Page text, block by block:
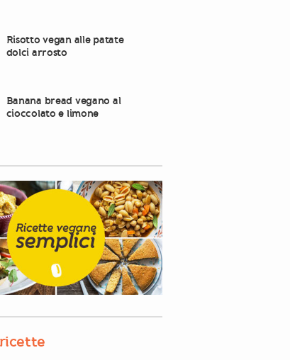
Risotto vegan alle patate
dolci arrosto
Banana bread vegano al
cioccolato e limone